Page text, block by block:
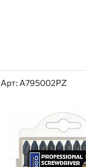
Арт: A795002PZ